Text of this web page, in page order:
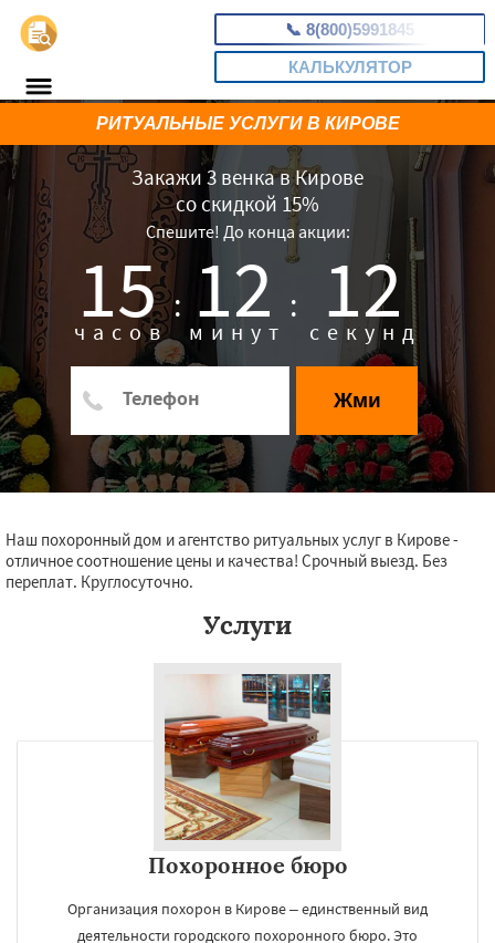
📞 8(800)5991845
КАЛЬКУЛЯТОР
Закажи 3 венка в Кирове
со скидкой 15%
Спешите! До конца акции:
15 :
часов 12 :
минут 11
секунд
Жми
РИТУАЛЬНЫЕ УСЛУГИ В КИРОВЕ
Наш похоронный дом и агентство ритуальных услуг в Кирове -
отличное соотношение цены и качества! Срочный выезд. Без
переплат. Круглосуточно.
Услуги
Похоронное бюро
Организация похорон в Кирове – единственный вид
деятельности городского похоронного бюро. Это